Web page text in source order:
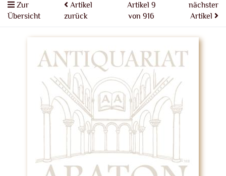
Zur
Übersicht
Artikel
zurück
Artikel 9
von 916
nächster
Artikel